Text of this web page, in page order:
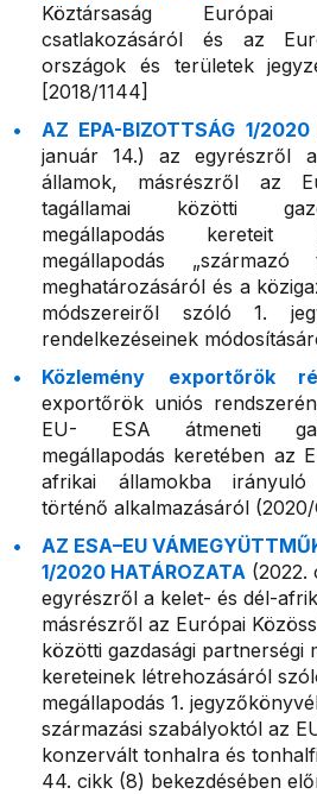
Köztársaság
csatlakozásáról és az
országok és területek
[2018/1144]
AZ EPA-BIZOTTSÁG 1/2020
január 14.) az egyrészről
államok, másrészről az
tagállamai közötti
megállapodás kereteit
megállapodás „származó
meghatározásáról és a
módszereiről szóló 1.
rendelkezéseinek
Közlemény exportőrök
exportőrök uniós
EU- ESA átmeneti
megállapodás keretében az
afrikai államokba
történő alkalmazásáról
AZ ESA–EU
1/2020 HATÁROZATA (2022.
egyrészről a kelet- és dél-
másrészről az Európai
közötti gazdasági partnerségi
kereteinek létrehozásáról
megállapodás 1.
származási szabályoktól az
konzervált tonhalra és
44. cikk (8) bekezdésében